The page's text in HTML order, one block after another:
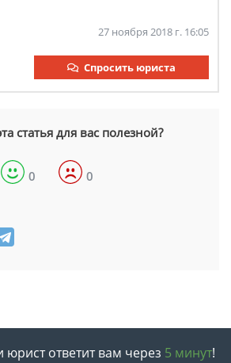
27 ноября 2018 г. 16:05
Спросить юриста
статья для вас полезной?
0 0
юрист ответит вам через 5 минут!